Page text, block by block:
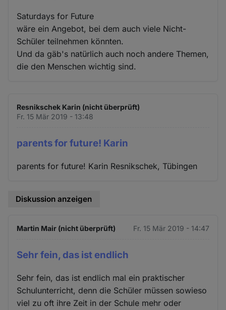
Saturdays for Future
wäre ein Angebot, bei dem auch viele Nicht-
Schüler teilnehmen könnten.
Und da gäb's natürlich auch noch andere Themen,
die den Menschen wichtig sind.
Resnikschek Karin (nicht überprüft)
Fr. 15 Mär 2019 - 13:48
parents for future! Karin
parents for future! Karin Resnikschek, Tübingen
Diskussion anzeigen
Martin Mair (nicht überprüft) Fr. 15 Mär 2019 - 14:47
Sehr fein, das ist endlich
Sehr fein, das ist endlich mal ein praktischer
Schulunterricht, denn die Schüler müssen sowieso
viel zu oft ihre Zeit in der Schule mehr oder